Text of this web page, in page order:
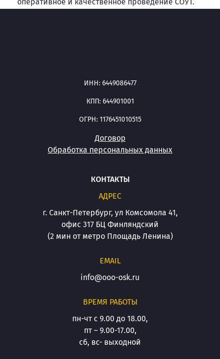
ИНН: 6449086477
КПП: 644901001
ОГРН: 1176451010515
Договор
Обработка персональных данных
КОНТАКТЫ
АДРЕС
г. Санкт-Петербург, ул Комсомола 41,
офис 317 БЦ Финляндский
(2 мин от метро Площадь Ленина)
EMAIL
info@ooo-osk.ru
ВРЕМЯ РАБОТЫ
пн-чт с 9.00 до 18.00,
пт – 9.00-17.00,
сб, вс- выходной